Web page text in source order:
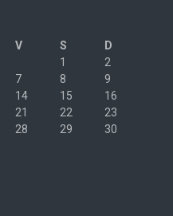
V S
D
1
2
7 8
9
14 15
16
21 22
23
28 29
30